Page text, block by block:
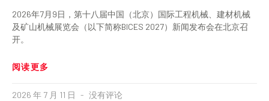
2026年7月9日，第十八届中国（北京）国际工程机械、建材机械
及矿山机械展览会（以下简称BICES 2027）新闻发布会在北京召
开。
阅读更多
2026 年 7 月 11 日 没有评论